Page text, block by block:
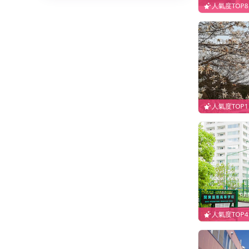
人氣度TOP8
人氣度TOP1
人氣度TOP4